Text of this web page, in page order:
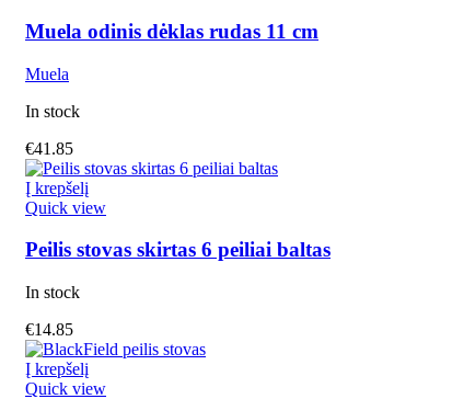
Muela odinis dėklas rudas 11 cm
Muela
In stock
€41.85
Į krepšelį
Quick view
Peilis stovas skirtas 6 peiliai baltas
In stock
€14.85
Į krepšelį
Quick view